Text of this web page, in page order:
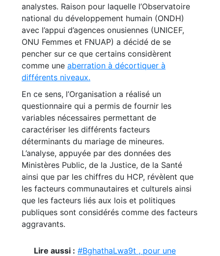
analystes. Raison pour laquelle l’Observatoire
national du développement humain (ONDH)
avec l’appui d’agences onusiennes (UNICEF,
ONU Femmes et FNUAP) a décidé de se
pencher sur ce que certains considèrent
comme une aberration à décortiquer à
différents niveaux.
En ce sens, l’Organisation a réalisé un
questionnaire qui a permis de fournir les
variables nécessaires permettant de
caractériser les différents facteurs
déterminants du mariage de mineures.
L’analyse, appuyée par des données des
Ministères Public, de la Justice, de la Santé
ainsi que par les chiffres du HCP, révèlent que
les facteurs communautaires et culturels ainsi
que les facteurs liés aux lois et politiques
publiques sont considérés comme des facteurs
aggravants.
Lire aussi : #BghathaLwa9t , pour une